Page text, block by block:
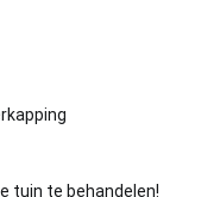
tuin te behandelen!